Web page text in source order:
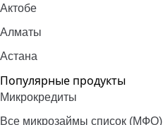
Актобе
Алматы
Астана
Популярные продукты
Микрокредиты
Все микрозаймы список (МФО)